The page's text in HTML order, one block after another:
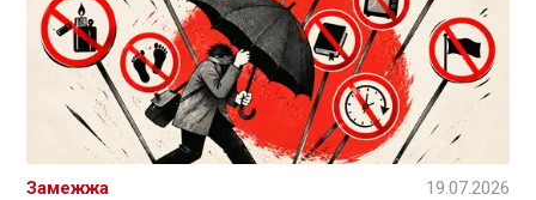
Замежжа 19.07.2026